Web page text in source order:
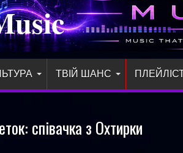
ТВІЙ ШАНС
співачка з Охтирки